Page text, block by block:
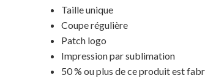
Taille unique
Coupe régulière
Patch logo
Impression par sublimation
50 % ou plus de ce produit est